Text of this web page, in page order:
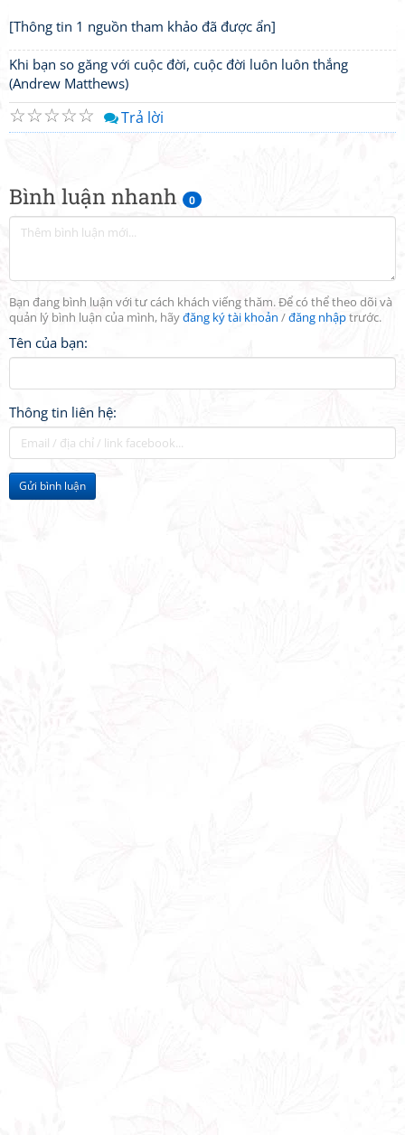
Bình luận nhanh 0
Bạn đang bình luận với tư cách khách viếng thăm. Để có thể theo dõi và
quản lý bình luận của mình, hãyđăng ký tài khoản /đăng nhậptrước.
Tên của bạn:
Thông tin liên hệ:
Gửi bình luận
[Thông tin 1 nguồn tham khảo đã được ẩn]
Khi bạn so găng với cuộc đời, cuộc đời luôn luôn thắng
(Andrew Matthews)
☆
☆
☆
☆
☆ Trả lời